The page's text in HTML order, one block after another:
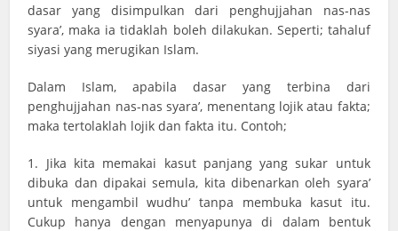
dasar yang disimpulkan dari penghujjahan nas-nas
syara’, maka ia tidaklah boleh dilakukan. Seperti; tahaluf
siyasi yang merugikan Islam.
Dalam Islam, apabila dasar yang terbina dari
penghujjahan nas-nas syara’, menentang lojik atau fakta;
maka tertolaklah lojik dan fakta itu. Contoh;
1. Jika kita memakai kasut panjang yang sukar untuk
dibuka dan dipakai semula, kita dibenarkan oleh syara’
untuk mengambil wudhu’ tanpa membuka kasut itu.
Cukup hanya dengan menyapunya di dalam bentuk